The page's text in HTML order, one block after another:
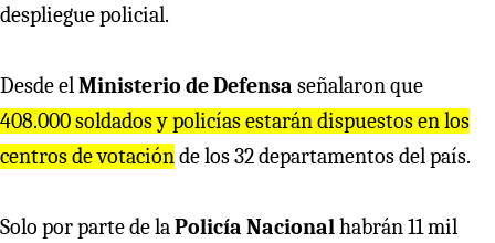
despliegue policial.
Desde elMinisterio de Defensa señalaron que
408.000 soldados y policías estarán dispuestos en los
centros de votaciónde los 32 departamentos del país.
Solo por parte de laPolicía Nacionalhabrán 11 mil